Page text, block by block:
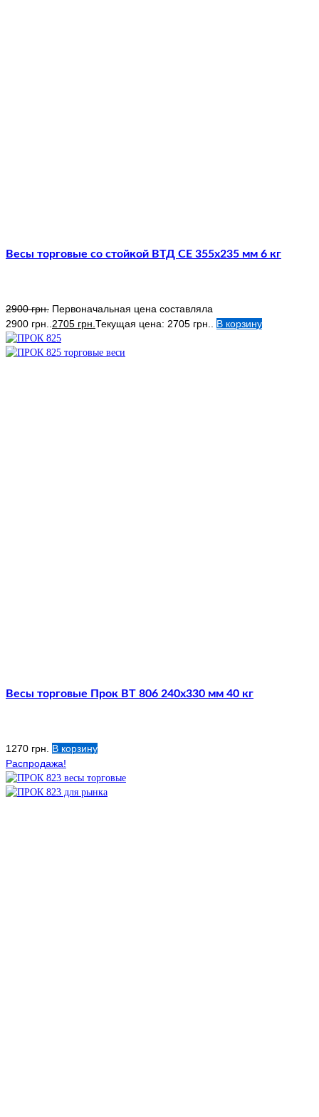
Весы торговые со стойкой ВТД СЕ 355х235 мм 6 кг
2900грн. Первоначальная цена составляла
2900 грн.. 2705 грн. Текущая цена: 2705 грн.. В корзину
Весы торговые Прок ВТ 806 240х330 мм 40 кг
1270 грн.
В корзину
Распродажа!